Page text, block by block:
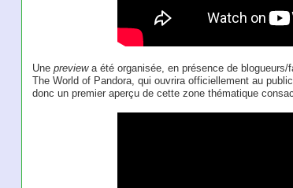
Une previewa été organisée, en présence de blogueurs/
The World of Pandora, qui ouvrira officiellement au
donc un premier aperçu de cette zone thématique